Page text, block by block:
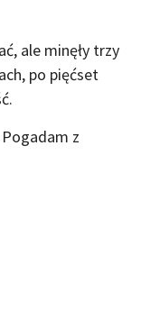
ale minęły trzy
po pięćset
z